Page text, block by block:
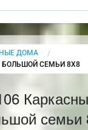
ДОМА
СЕМЬИ 8Х8
семьи